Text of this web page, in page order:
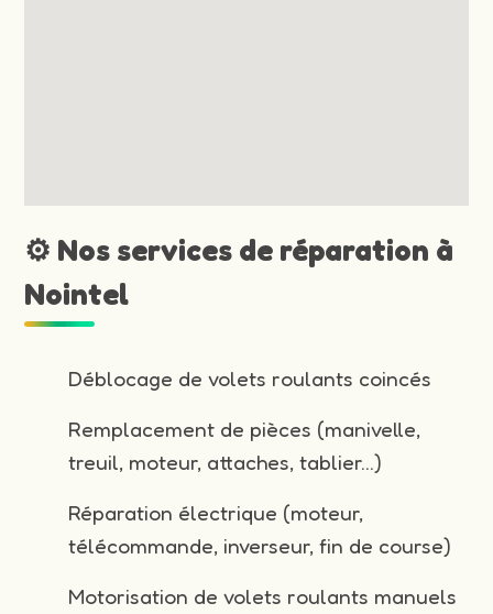
⚙️ Nos services de réparation à
Nointel
Déblocage de volets roulants coincés
Remplacement de pièces (manivelle,
treuil, moteur, attaches, tablier…)
Réparation électrique (moteur,
télécommande, inverseur, fin de course)
Motorisation de volets roulants manuels